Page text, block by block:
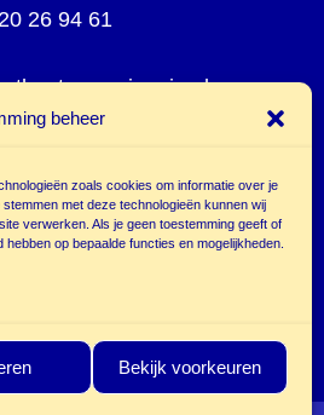
beheer
zoals cookies om informatie over je
met deze technologieën kunnen wij
verwerken. Als je geen toestemming geeft of
op bepaalde functies en mogelijkheden.
Bekijk voorkeuren
26 94 61